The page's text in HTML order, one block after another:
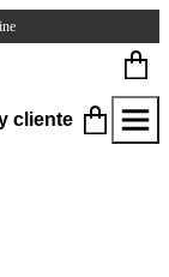
cliente